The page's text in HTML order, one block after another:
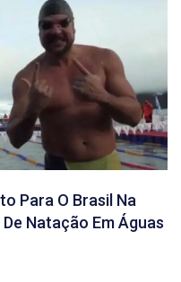
Para O Brasil Na
Natação Em Águas